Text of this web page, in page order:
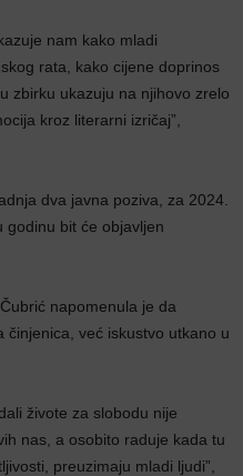
nam kako mladi
rata, kako cijene doprinos
zbirku ukazuju na njihovo zrelo
kroz literarni izričaj”,
dva javna poziva, za 2024.
godinu bit će objavljen
napomenula je da
činjenica, već iskustvo utkano u
živote za slobodu nije
nas, a osobito raduje kada tu
preuzimaju mladi ljudi”,